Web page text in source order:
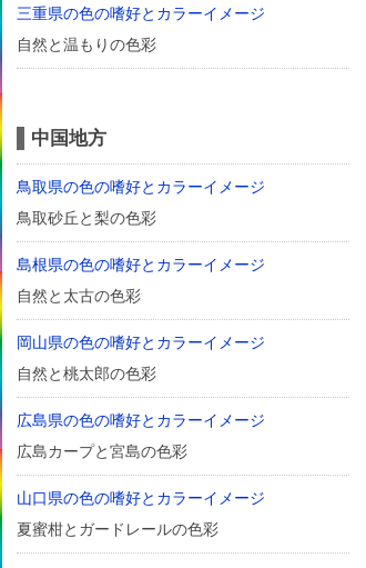
三重県の色の嗜好とカラーイメージ
自然と温もりの色彩
中国地方
鳥取県の色の嗜好とカラーイメージ
鳥取砂丘と梨の色彩
島根県の色の嗜好とカラーイメージ
自然と太古の色彩
岡山県の色の嗜好とカラーイメージ
自然と桃太郎の色彩
広島県の色の嗜好とカラーイメージ
広島カープと宮島の色彩
山口県の色の嗜好とカラーイメージ
夏蜜柑とガードレールの色彩